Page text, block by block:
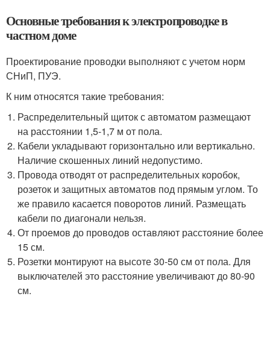
Основные требования к электропроводке в
частном доме
Проектирование проводки выполняют с учетом норм
СНиП, ПУЭ.
К ним относятся такие требования:
Распределительный щиток с автоматом размещают
на расстоянии 1,5-1,7 м от пола.
Кабели укладывают горизонтально или вертикально.
Наличие скошенных линий недопустимо.
Провода отводят от распределительных коробок,
розеток и защитных автоматов под прямым углом. То
же правило касается поворотов линий. Размещать
кабели по диагонали нельзя.
От проемов до проводов оставляют расстояние более
15 см.
Розетки монтируют на высоте 30-50 см от пола. Для
выключателей это расстояние увеличивают до 80-90
см.